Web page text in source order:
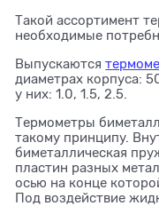
Такой ассортимент
необходимые
Выпускаются
диаметрах корпуса:
у них: 1.0, 1.5, 2.5.
Термометры
такому принципу.
биметаллическая
пластин разных
осью на конце
Под воздействие